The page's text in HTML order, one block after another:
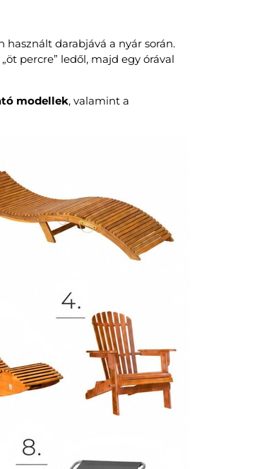
darabjává a nyár során.
percre” ledől, majd egy órával
modellek, valamint a